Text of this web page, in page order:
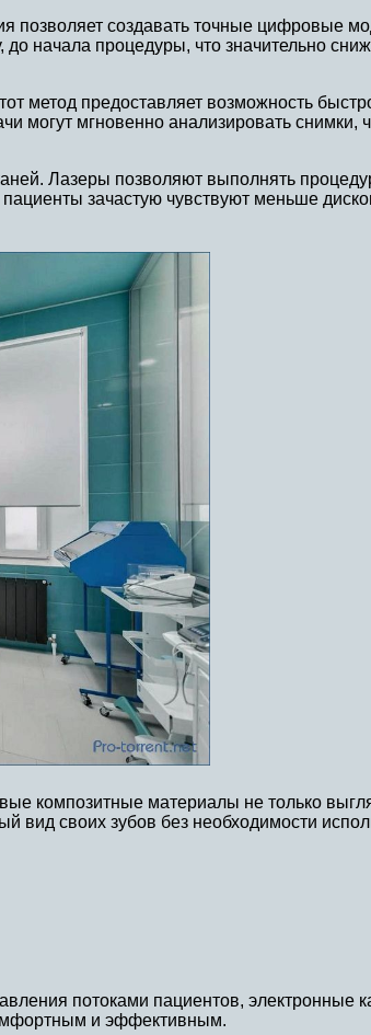
позволяет создавать точные цифровые
начала процедуры, что значительно
метод предоставляет возможность
могут мгновенно анализировать снимки,
Лазеры позволяют выполнять
зачастую чувствуют меньше
композитные материалы не только
вид своих зубов без необходимости
потоками пациентов, электронные
и эффективным.